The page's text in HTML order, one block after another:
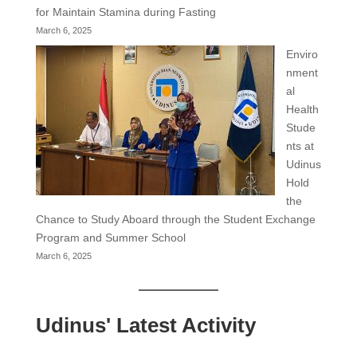
for Maintain Stamina during Fasting
March 6, 2025
Enviro
nment
al
Health
Stude
nts at
Udinus
Hold
the
Chance to Study Aboard through the Student Exchange
Program and Summer School
March 6, 2025
Udinus' Latest Activity